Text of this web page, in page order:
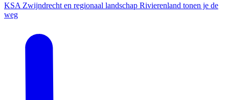
KSA Zwijndrecht en regionaal landschap Rivierenland tonen je de
weg